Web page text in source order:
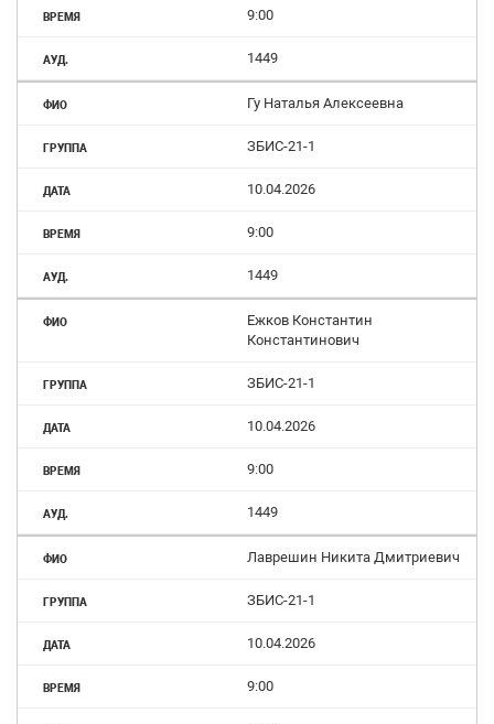
9:00
1449
Гу Наталья Алексеевна
ЗБИС-21-1
10.04.2026
9:00
1449
Ежков Константин
Константинович
ЗБИС-21-1
10.04.2026
9:00
1449
Лаврешин Никита Дмитриевич
ЗБИС-21-1
10.04.2026
9:00